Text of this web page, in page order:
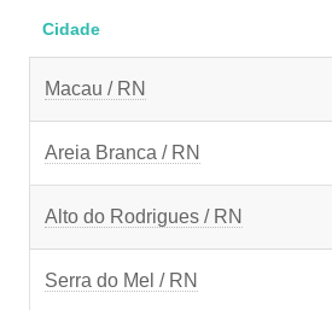
Cidade
Macau / RN
Areia Branca / RN
Alto do Rodrigues / RN
Serra do Mel / RN